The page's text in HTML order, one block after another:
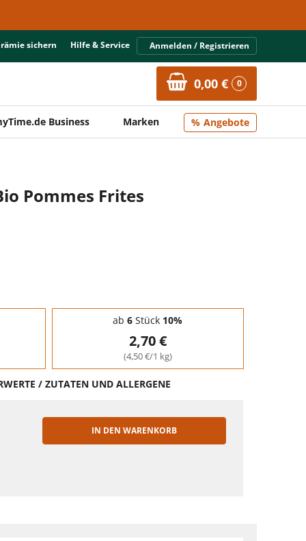
sichern Hilfe & Service Anmelden / Registrieren
0,00 € 0
Business Marken Angebote
Pommes Frites
ab 6 Stück 10%
2,70 €
(4,50 €/1 kg)
/ ZUTATEN UND ALLERGENE
IN DEN WARENKORB